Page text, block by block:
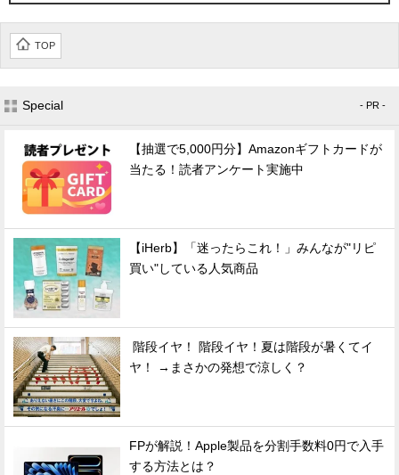
TOP
Special - PR -
【抽選で5,000円分】Amazonギフトカードが
当たる！読者アンケート実施中
【iHerb】「迷ったらこれ！」みんなが"リピ
買い"している人気商品
階段イヤ！ 階段イヤ！夏は階段が暑くてイ
ヤ！ →まさかの発想で涼しく？
FPが解説！Apple製品を分割手数料0円で入手
する方法とは？